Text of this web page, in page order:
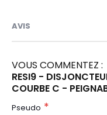
AVIS
VOUS COMMENTEZ :
RESI9 -
COURBE C -
Pseudo